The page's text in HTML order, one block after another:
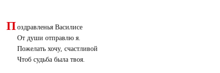
П оздравленья Василисе
От души отправлю я.
Пожелать хочу, счастливой
Чтоб судьба была твоя.